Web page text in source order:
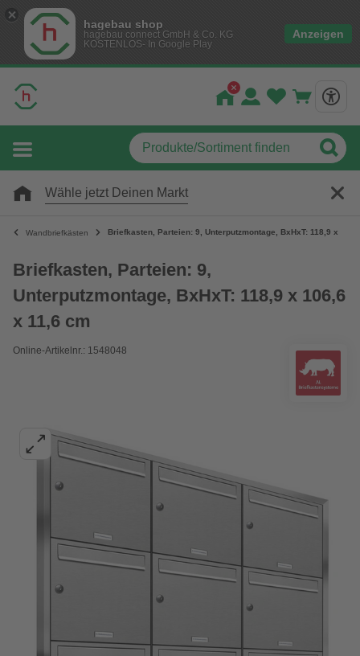
hagebau shop
hagebau connect GmbH & Co. KG
KOSTENLOS- In Google Play
Anzeigen
Wähle jetzt Deinen Markt
Wandbriefkästen Briefkasten, Parteien: 9, Unterputzmontage, BxHxT: 118,9 x
Briefkasten, Parteien: 9,
Unterputzmontage, BxHxT: 118,9 x 106,6
x 11,6 cm
Online-Artikelnr.: 1548048